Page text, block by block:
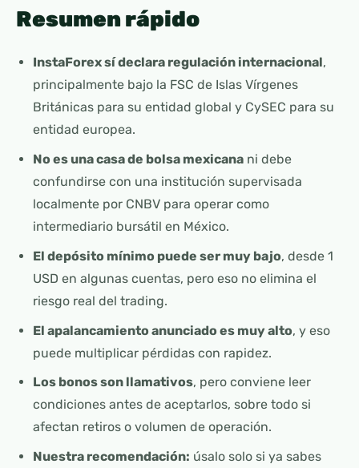
Resumen rápido
InstaForex sí declara regulación internacional,
principalmente bajo la FSC de Islas Vírgenes
Británicas para su entidad global y CySEC para su
entidad europea.
No es una casa de bolsa mexicanani debe
confundirse con una institución supervisada
localmente por CNBV para operar como
intermediario bursátil en México.
El depósito mínimo puede ser muy bajo, desde 1
USD en algunas cuentas, pero eso no elimina el
riesgo real del trading.
El apalancamiento anunciado es muy alto, y eso
puede multiplicar pérdidas con rapidez.
Los bonos son llamativos, pero conviene leer
condiciones antes de aceptarlos, sobre todo si
afectan retiros o volumen de operación.
Nuestra recomendación: úsalo solo si ya sabes